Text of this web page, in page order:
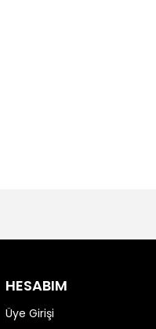
HESABIM
Üye Girişi